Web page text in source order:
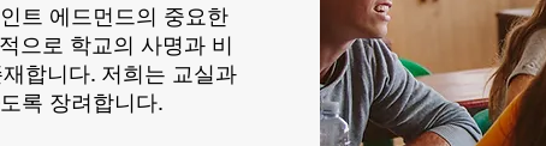
트 에드먼드의 중요한
으로 학교의 사명과 비
합니다. 저희는 교실과
록 장려합니다.